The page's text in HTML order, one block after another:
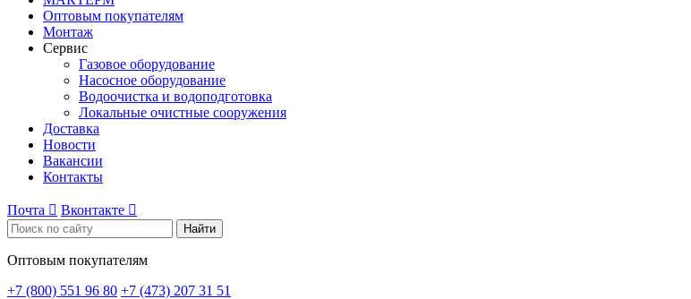
Оптовым покупателям
Монтаж
Сервис
Газовое оборудование
Насосное оборудование
Водоочистка и водоподготовка
Локальные очистные сооружения
Доставка
Новости
Вакансии
Контакты
Почта  Вконтакте 
Найти
Оптовым покупателям
+7 (800) 551 96 80 +7 (473) 207 31 51